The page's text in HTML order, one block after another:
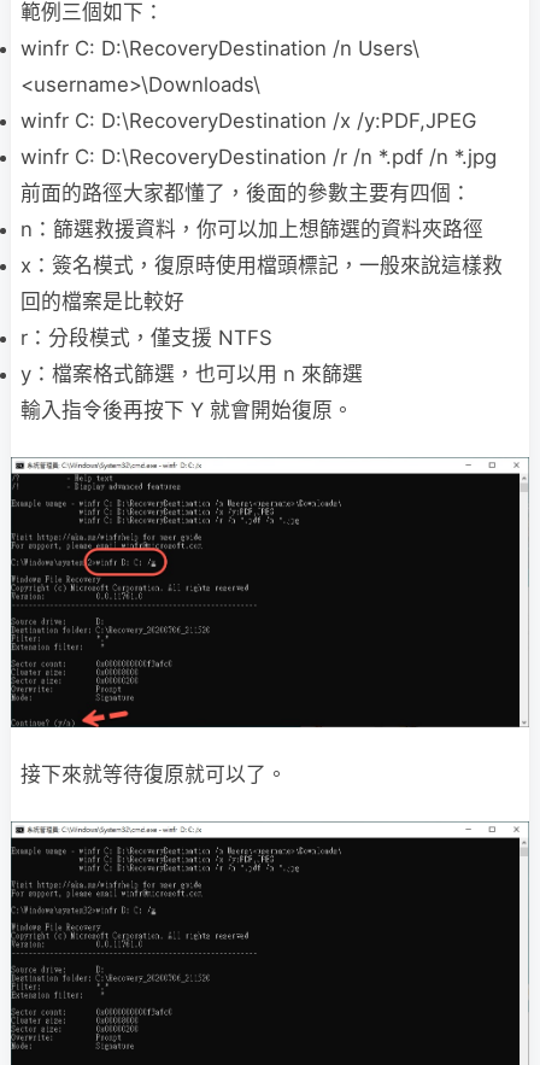
範例三個如下：
winfr C: D:\RecoveryDestination /n Users\
<username>\Downloads\
winfr C: D:\RecoveryDestination /x /y:PDF,JPEG
winfr C: D:\RecoveryDestination /r /n *.pdf /n *.jpg
前面的路徑大家都懂了，後面的參數主要有四個：
n：篩選救援資料，你可以加上想篩選的資料夾路徑
x：簽名模式，復原時使用檔頭標記，一般來說這樣救
回的檔案是比較好
r：分段模式，僅支援 NTFS
y：檔案格式篩選，也可以用 n 來篩選
輸入指令後再按下 Y 就會開始復原。
接下來就等待復原就可以了。